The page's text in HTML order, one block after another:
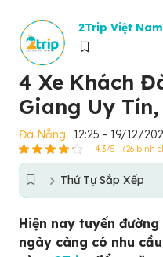
2Trip Việt Nam
4 Xe Khách
Giang Uy
Đà Nẵng 12:25 - 19/12/
4.3/5 - (26 bình
Thứ Tự Sắp Xếp
Hiện nay tuyến
ngày càng có nhu